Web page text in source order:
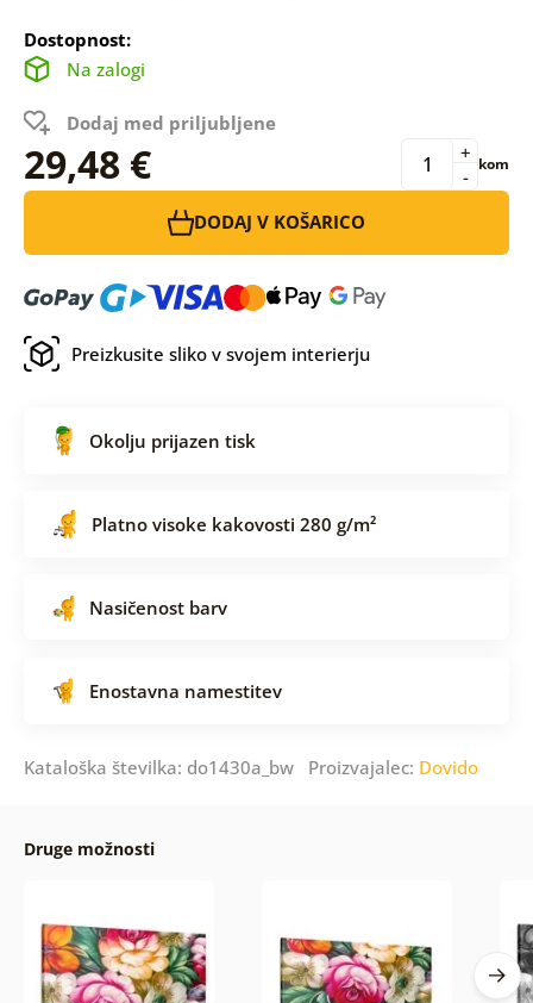
Dostopnost:
Na zalogi
Dodaj med priljubljene
29,48 € -
+ kom
DODAJ V KOŠARICO
Preizkusite sliko v svojem interierju
Okolju prijazen tisk
Platno visoke kakovosti 280 g/m²
Nasičenost barv
Enostavna namestitev
Kataloška številka: do1430a_bw Proizvajalec: Dovido
Druge možnosti